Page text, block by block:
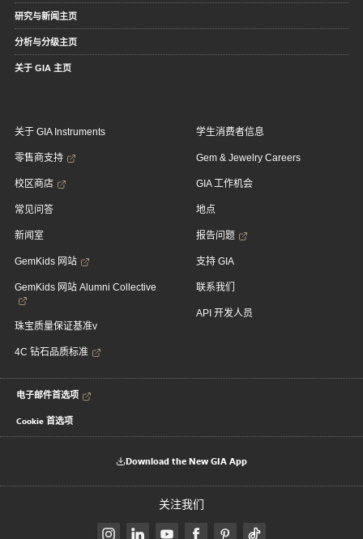
研究与新闻主页
分析与分级主页
关于 GIA 主页
关于 GIA Instruments
零售商支持
校区商店
常见问答
新闻室
GemKids 网站
GemKids 网站 Alumni Collective
珠宝质量保证基准v
4C 钻石品质标准
学生消费者信息
Gem & Jewelry Careers
GIA 工作机会
地点
报告问题
支持 GIA
联系我们
API 开发人员
电子邮件首选项
Cookie 首选项
Download the New GIA App
关注我们